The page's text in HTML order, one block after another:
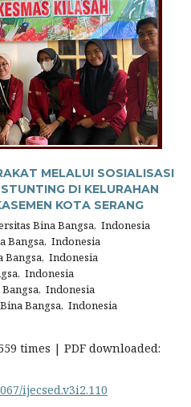
MELALUI SOSIALISASI
DI KELURAHAN
KOTA SERANG
Bina Bangsa, Indonesia
Bangsa, Indonesia
Bangsa, Indonesia
Indonesia
Indonesia
Bangsa, Indonesia
times | PDF downloaded:
ijecsed.v3i2.110